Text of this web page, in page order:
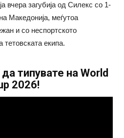
вчера загубија од Силекс со 1-
Македонија, меѓутоа
и со неспортското
екипа.
типувате на World
2026!